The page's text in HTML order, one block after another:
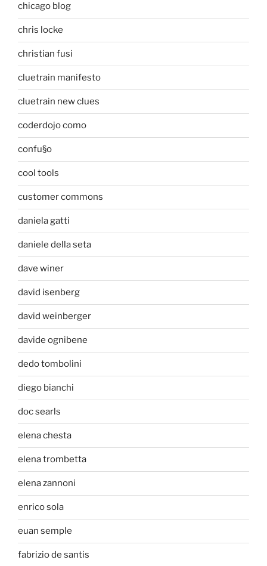
chicago blog
chris locke
christian fusi
cluetrain manifesto
cluetrain new clues
coderdojo como
confu§o
cool tools
customer commons
daniela gatti
daniele della seta
dave winer
david isenberg
david weinberger
davide ognibene
dedo tombolini
diego bianchi
doc searls
elena chesta
elena trombetta
elena zannoni
enrico sola
euan semple
fabrizio de santis